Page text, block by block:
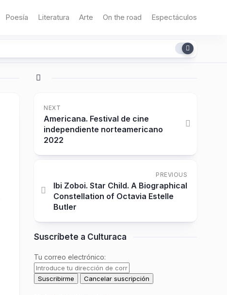
Poesía Literatura Arte On the road Espectáculos
NEXT
Americana. Festival de cine
independiente norteamericano
2022
PREVIOUS
Ibi Zoboi. Star Child. A Biographical
Constellation of Octavia Estelle
Butler
Suscríbete a Culturaca
Tu correo electrónico: